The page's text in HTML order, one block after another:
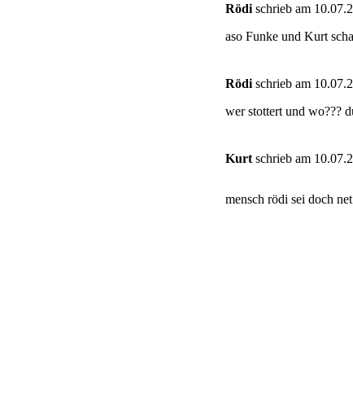
Rödischrieb am
aso Funke und Kurt
Rödischrieb am
wer stottert und wo???
Kurtschrieb am
mensch rödi sei doch